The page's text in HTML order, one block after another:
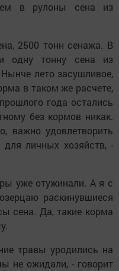
в рулоны сена из
2500 тонн сенажа. В
одну тонну сена из
лето засушливое,
в таком же расчете,
года остались
без кормов никак.
важно удовлетворить
личных хозяйств, -
уже отужинали. А я с
раскинувшиеся
сена. Да, такие корма
травы уродились на
не ожидали, - говорит